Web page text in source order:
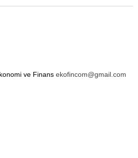
ve Finans ekofincom@gmail.com